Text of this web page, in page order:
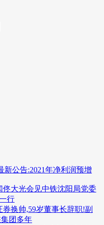
新公告:2021年净利润预增
佟大光会见中铁沈阳局党委
行
换帅,59岁董事长辞职!副
团多年